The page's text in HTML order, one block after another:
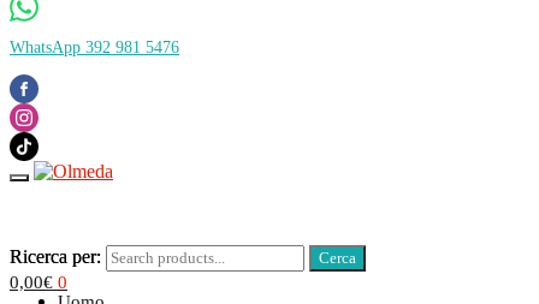
WhatsApp 392 981 5476
Ricerca per:
0,00€ 0
Ricerca per: